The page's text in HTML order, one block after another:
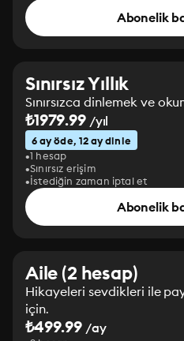
Abonelik
Sınırsız Yıllık
Sınırsızca dinlemek ve
₺1979.99/yıl
6 ay öde, 12 ay dinle
1 hesap
Sınırsız erişim
İstediğin zaman iptal et
Abonelik
Aile (2 hesap)
Hikayeleri sevdikleri ile
için.
₺499.99 /ay